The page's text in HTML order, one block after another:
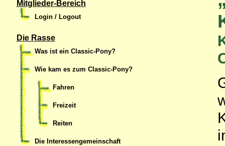
Mitglieder-Bereich
Login / Logout
Die Rasse
Was ist ein Classic-Pony?
Wie kam es zum Classic-Pony?
Fahren
Freizeit
Reiten
Die Interessengemeinschaft